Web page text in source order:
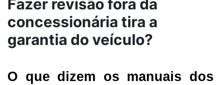
Fazer revisão fora da
concessionária tira a
garantia do veículo?
O que dizem os manuais dos